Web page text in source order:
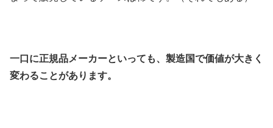
一口に正規品メーカーといっても、製造国で価値が大きく
変わることがあります。